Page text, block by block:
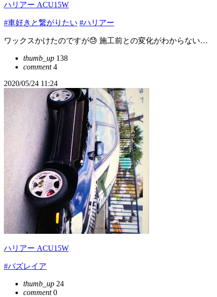
ハリアー ACU15W
#車好きと繋がりたい #ハリアー
ワックスかけたのですが😓 施工前との変化がわからない…
thumb_up 138
comment4
2020/05/24 11:24
ハリアー ACU15W
#バズレイア
thumb_up 24
comment0